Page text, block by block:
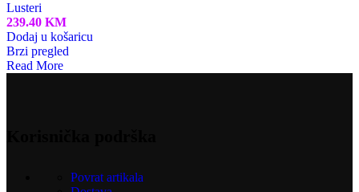
Lusteri
239.40 KM
Dodaj u košaricu
Brzi pregled
Read More
Povrat artikala